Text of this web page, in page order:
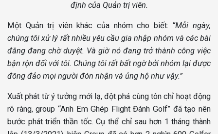
định của Quản trị viên.
Một Quản trị viên khác của nhóm cho biết: “Mỗi ngày,
chúng tôi xử lý rất nhiều yêu cầu gia nhập nhóm và các bài
đăng đang chờ duyệt. Và giờ nó đang trở thành công việc
bận rộn đối với tôi. Chúng tôi rất bất ngờ bởi nhóm lại được
đông đảo mọi người đón nhận và ủng hộ như vậy.”
Xuất phát từ ý tưởng mới lạ, đột phá cùng tôn chỉ hoạt động
rõ ràng, group “Anh Em Ghép Flight Đánh Golf” đã tạo nên
bước phát triển thần tốc. Cụ thể chỉ sau hơn 1 tháng thành